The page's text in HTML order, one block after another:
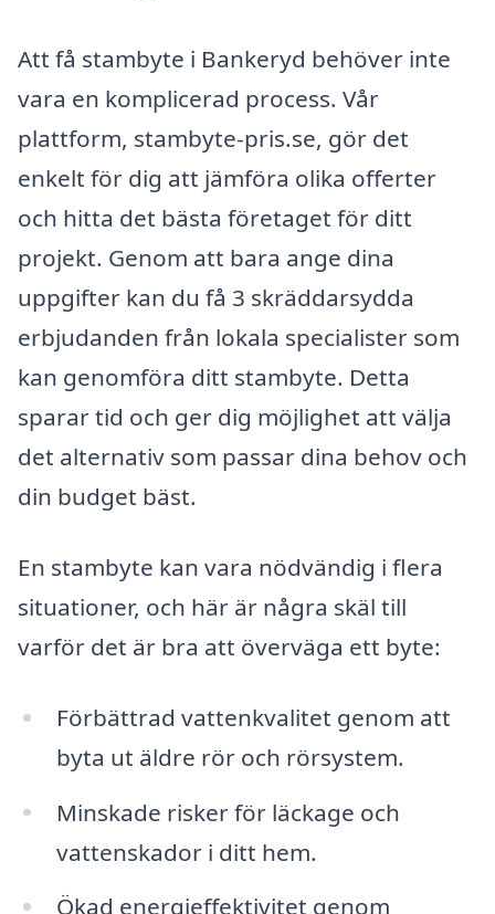
Att få stambyte i Bankeryd behöver inte
vara en komplicerad process. Vår
plattform, stambyte-pris.se, gör det
enkelt för dig att jämföra olika offerter
och hitta det bästa företaget för ditt
projekt. Genom att bara ange dina
uppgifter kan du få 3 skräddarsydda
erbjudanden från lokala specialister som
kan genomföra ditt stambyte. Detta
sparar tid och ger dig möjlighet att välja
det alternativ som passar dina behov och
din budget bäst.
En stambyte kan vara nödvändig i flera
situationer, och här är några skäl till
varför det är bra att överväga ett byte:
Förbättrad vattenkvalitet genom att
byta ut äldre rör och rörsystem.
Minskade risker för läckage och
vattenskador i ditt hem.
Ökad energieffektivitet genom